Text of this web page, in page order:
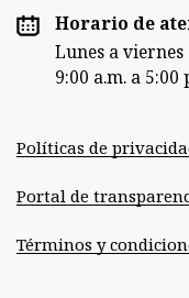
Horario de
Lunes a viernes
9:00 a.m. a 5:00
Políticas de
Portal de
Términos y